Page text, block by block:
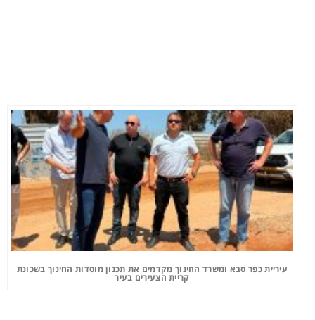
עיריית כפר סבא ומשרד החינוך מקדמים את תכנון מוסדות החינוך בשכונת
קריית הצעירים בעיר